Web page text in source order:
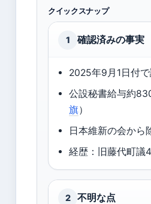
クイックスナップ
1 確認済みの事実
2025年9月1日付
公設秘書給与約
旗）
日本維新の会から
経歴：旧藤代町議
2 不明な点